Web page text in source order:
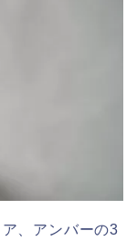
、アンバーの3